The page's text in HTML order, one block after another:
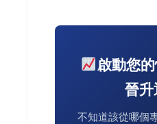
啟動您
晉
不知道該從哪個